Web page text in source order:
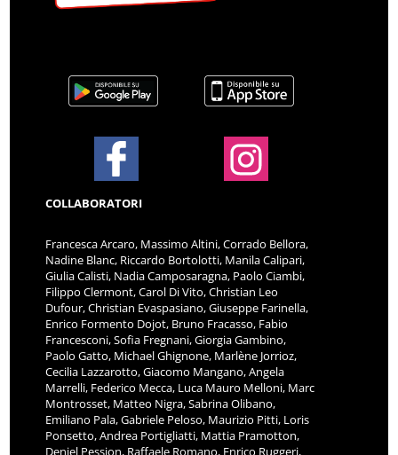
COLLABORATORI
Francesca Arcaro, Massimo Altini, Corrado Bellora,
Nadine Blanc, Riccardo Bortolotti, Manila Calipari,
Giulia Calisti, Nadia Camposaragna, Paolo Ciambi,
Filippo Clermont, Carol Di Vito, Christian Leo
Dufour, Christian Evaspasiano, Giuseppe Farinella,
Enrico Formento Dojot, Bruno Fracasso, Fabio
Francesconi, Sofia Fregnani, Giorgia Gambino,
Paolo Gatto, Michael Ghignone, Marlène Jorrioz,
Cecilia Lazzarotto, Giacomo Mangano, Angela
Marrelli, Federico Mecca, Luca Mauro Melloni, Marc
Montrosset, Matteo Nigra, Sabrina Olibano,
Emiliano Pala, Gabriele Peloso, Maurizio Pitti, Loris
Ponsetto, Andrea Portigliatti, Mattia Pramotton,
Deniel Pession, Raffaele Romano, Enrico Ruggeri,